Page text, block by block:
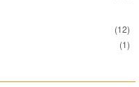
(12)
(1)